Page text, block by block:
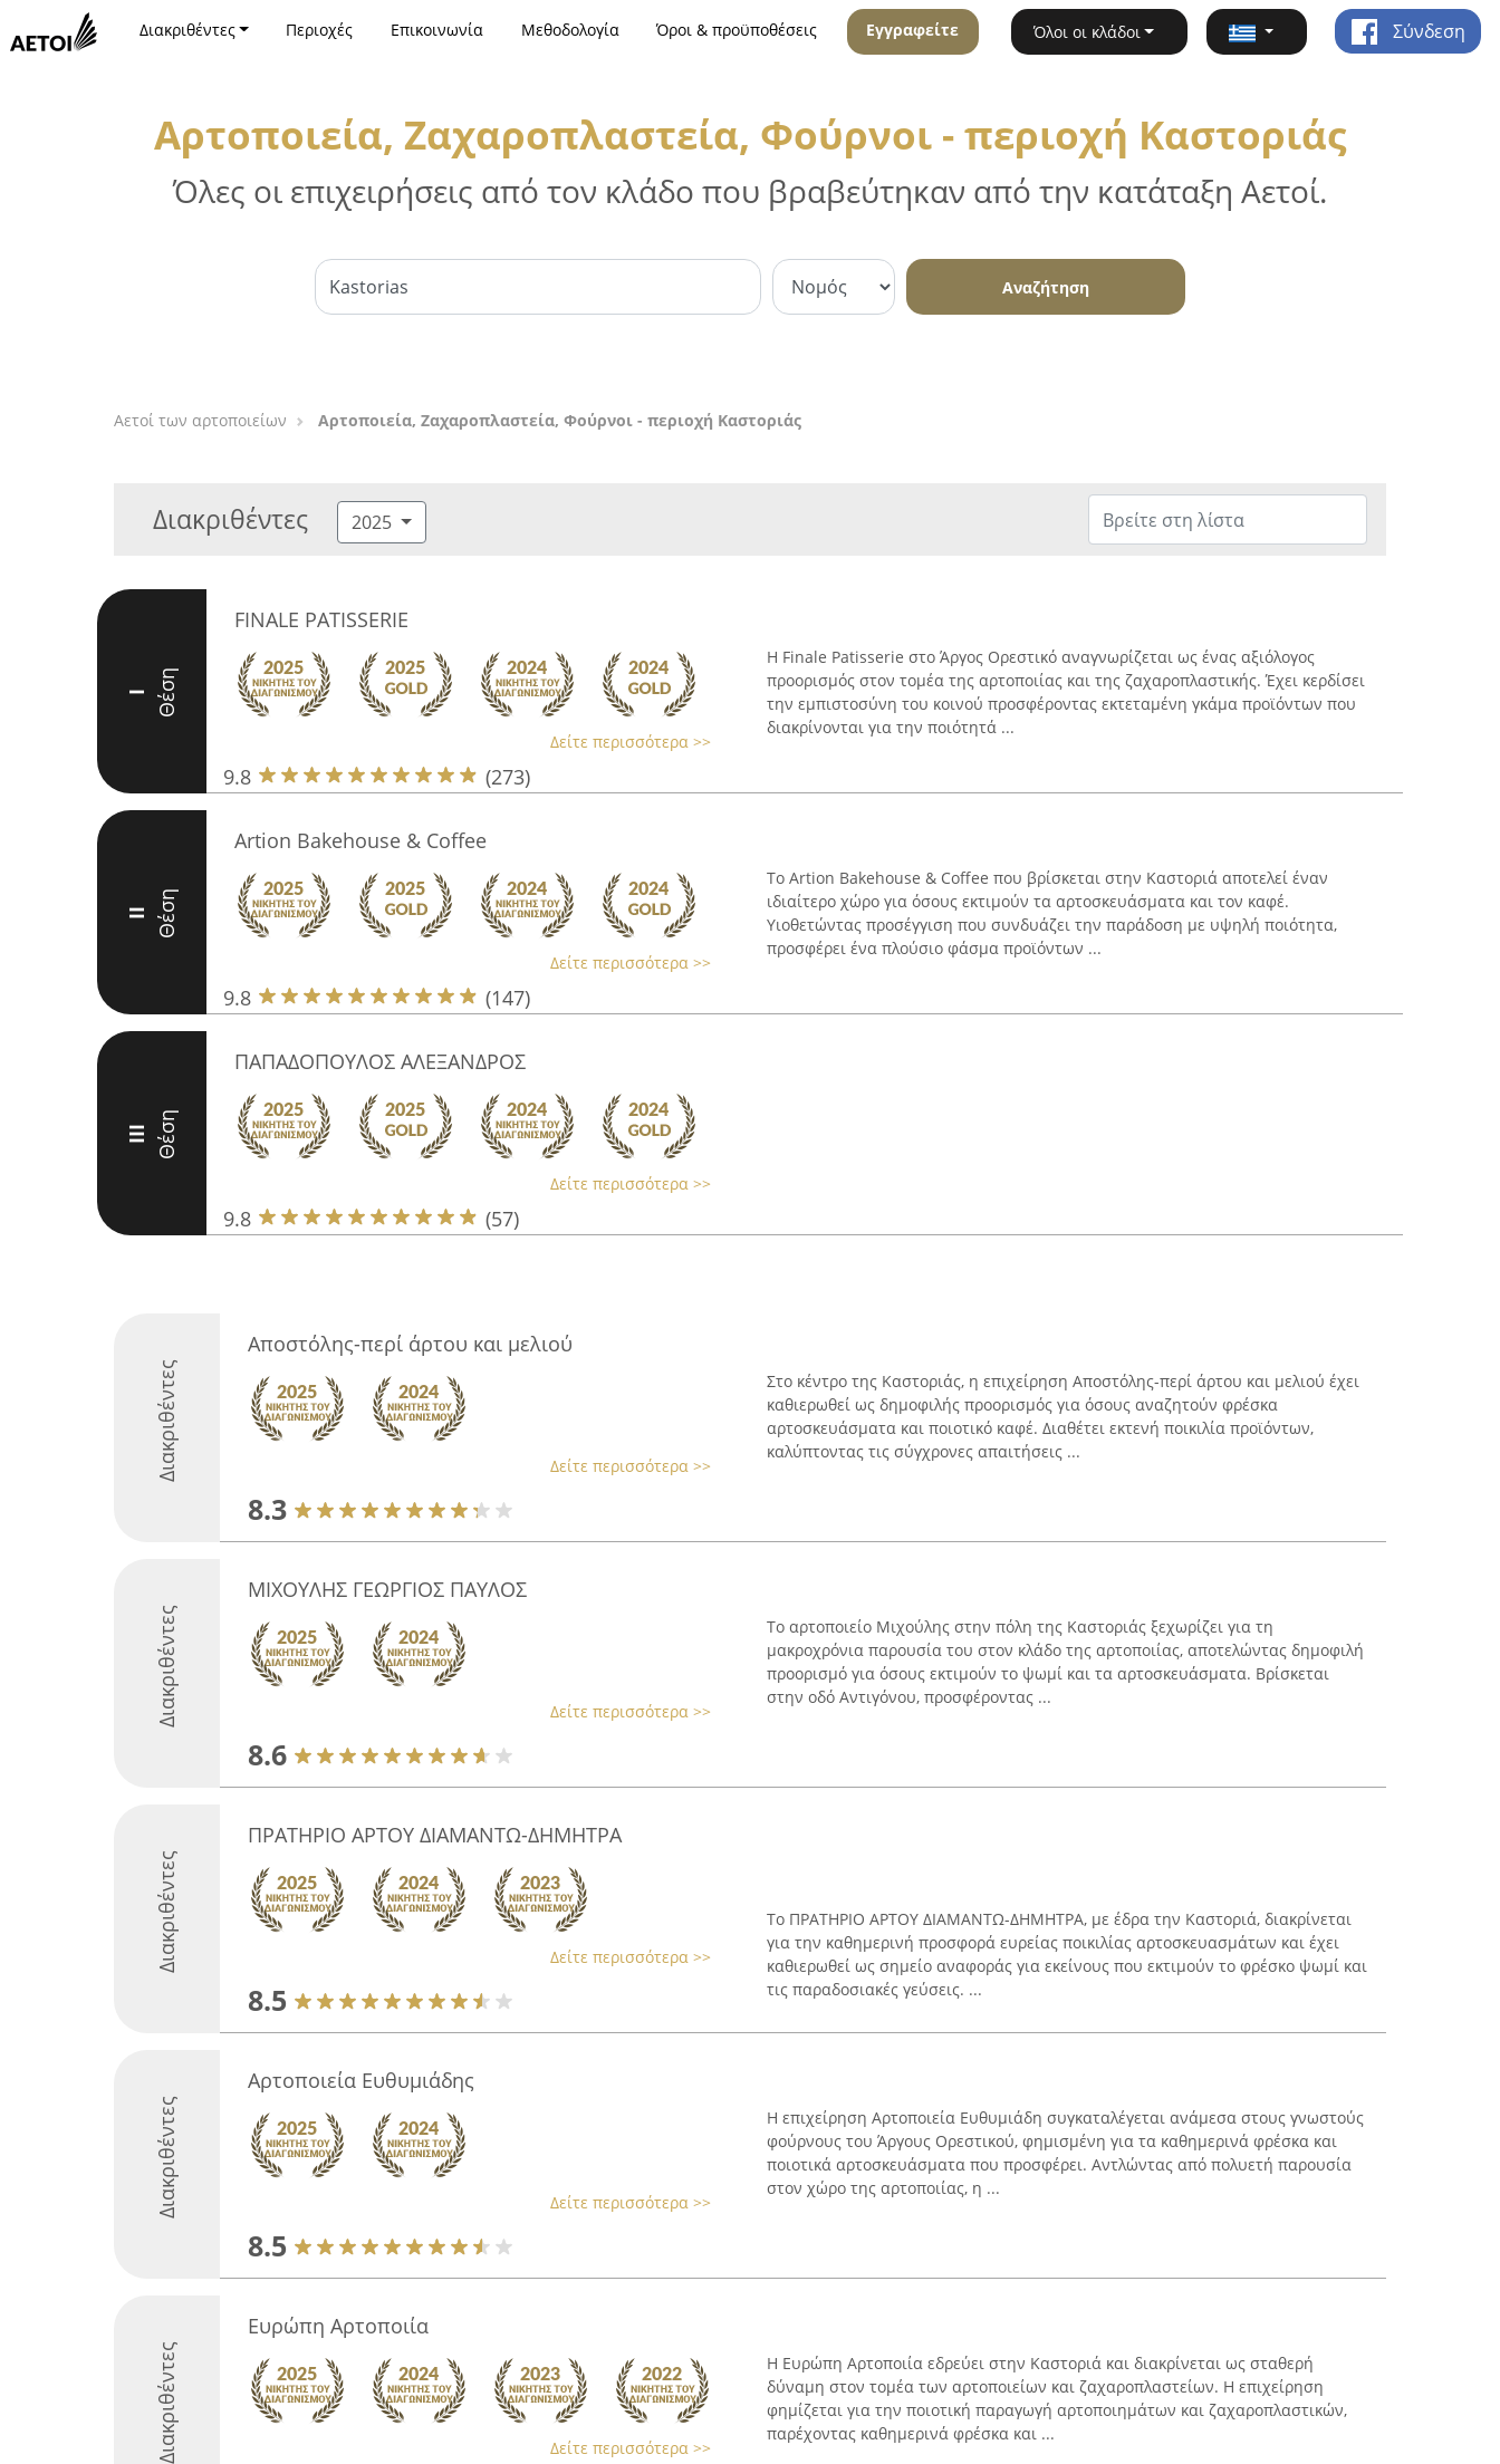
Διακριθέντες Περιοχές Επικοινωνία Μεθοδολογία Όροι & προϋποθέσεις Εγγραφείτε Όλοι οι κλάδοι Σύνδεση
Αρτοποιεία, Ζαχαροπλαστεία, Φούρνοι - περιοχή Καστοριάς
Όλες οι επιχειρήσεις από τον κλάδο που βραβεύτηκαν από την κατάταξη Αετοί.
Αναζήτηση
Αετοί των αρτοποιείων Αρτοποιεία, Ζαχαροπλαστεία, Φούρνοι - περιοχή Καστοριάς
Διακριθέντες 2025
I Θέση
FINALE PATISSERIE
Δείτε περισσότερα >>
9.8 (273)
Η Finale Patisserie στο Άργος Ορεστικό αναγνωρίζεται ως ένας αξιόλογος
προορισμός στον τομέα της αρτοποιίας και της ζαχαροπλαστικής. Έχει κερδίσει
την εμπιστοσύνη του κοινού προσφέροντας εκτεταμένη γκάμα προϊόντων που
διακρίνονται για την ποιότητά ...
II Θέση
Artion Bakehouse & Coffee
Δείτε περισσότερα >>
9.8 (147)
Το Artion Bakehouse & Coffee που βρίσκεται στην Καστοριά αποτελεί έναν
ιδιαίτερο χώρο για όσους εκτιμούν τα αρτοσκευάσματα και τον καφέ.
Υιοθετώντας προσέγγιση που συνδυάζει την παράδοση με υψηλή ποιότητα,
προσφέρει ένα πλούσιο φάσμα προϊόντων ...
III Θέση
ΠΑΠΑΔΟΠΟΥΛΟΣ ΑΛΕΞΑΝΔΡΟΣ
Δείτε περισσότερα >>
9.8 (57)
Διακριθέντες
Αποστόλης-περί άρτου και μελιού
Δείτε περισσότερα >>
8.3
Στο κέντρο της Καστοριάς, η επιχείρηση Αποστόλης-περί άρτου και μελιού έχει
καθιερωθεί ως δημοφιλής προορισμός για όσους αναζητούν φρέσκα
αρτοσκευάσματα και ποιοτικό καφέ. Διαθέτει εκτενή ποικιλία προϊόντων,
καλύπτοντας τις σύγχρονες απαιτήσεις ...
Διακριθέντες
ΜΙΧΟΥΛΗΣ ΓΕΩΡΓΙΟΣ ΠΑΥΛΟΣ
Δείτε περισσότερα >>
8.6
Το αρτοποιείο Μιχούλης στην πόλη της Καστοριάς ξεχωρίζει για τη
μακροχρόνια παρουσία του στον κλάδο της αρτοποιίας, αποτελώντας δημοφιλή
προορισμό για όσους εκτιμούν το ψωμί και τα αρτοσκευάσματα. Βρίσκεται
στην οδό Αντιγόνου, προσφέροντας ...
Διακριθέντες
ΠΡΑΤΗΡΙΟ ΑΡΤΟΥ ΔΙΑΜΑΝΤΩ-ΔΗΜΗΤΡΑ
Δείτε περισσότερα >>
8.5
Το ΠΡΑΤΗΡΙΟ ΑΡΤΟΥ ΔΙΑΜΑΝΤΩ-ΔΗΜΗΤΡΑ, με έδρα την Καστοριά, διακρίνεται
για την καθημερινή προσφορά ευρείας ποικιλίας αρτοσκευασμάτων και έχει
καθιερωθεί ως σημείο αναφοράς για εκείνους που εκτιμούν το φρέσκο ψωμί και
τις παραδοσιακές γεύσεις. ...
Διακριθέντες
Αρτοποιεία Ευθυμιάδης
Δείτε περισσότερα >>
8.5
Η επιχείρηση Αρτοποιεία Ευθυμιάδη συγκαταλέγεται ανάμεσα στους γνωστούς
φούρνους του Άργους Ορεστικού, φημισμένη για τα καθημερινά φρέσκα και
ποιοτικά αρτοσκευάσματα που προσφέρει. Αντλώντας από πολυετή παρουσία
στον χώρο της αρτοποιίας, η ...
Διακριθέντες
Ευρώπη Αρτοποιία
Δείτε περισσότερα >>
Η Ευρώπη Αρτοποιία εδρεύει στην Καστοριά και διακρίνεται ως σταθερή
δύναμη στον τομέα των αρτοποιείων και ζαχαροπλαστείων. Η επιχείρηση
φημίζεται για την ποιοτική παραγωγή αρτοποιημάτων και ζαχαροπλαστικών,
παρέχοντας καθημερινά φρέσκα και ...